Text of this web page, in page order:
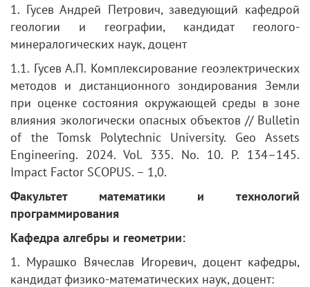
1. Гусев Андрей Петрович, заведующий кафедрой
геологии и географии, кандидат геолого-
минералогических наук, доцент
1.1. Гусев А.П. Комплексирование геоэлектрических
методов и дистанционного зондирования Земли
при оценке состояния окружающей среды в зоне
влияния экологически опасных объектов // Bulletin
of the Tomsk Polytechnic University. Geo Аssets
Engineering. 2024. Vol. 335. No. 10. P. 134–145.
Impact Factor SCOPUS. – 1,0.
Факультет математики и технологий
программирования
Кафедра алгебры и геометрии:
1. Мурашко Вячеслав Игоревич, доцент кафедры,
кандидат физико-математических наук, доцент: